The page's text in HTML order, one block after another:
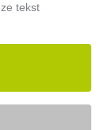
tekst